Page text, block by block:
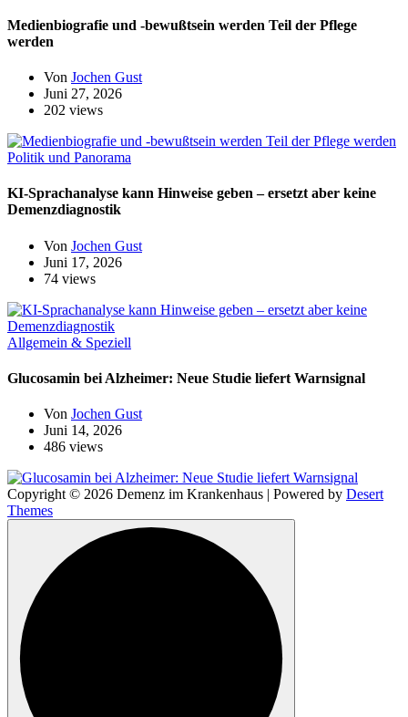
Medienbiografie und -bewußtsein werden Teil der Pflege
werden
Von Jochen Gust
Juni 27, 2026
202 views
Politik und Panorama
KI-Sprachanalyse kann Hinweise geben – ersetzt aber keine
Demenzdiagnostik
Von Jochen Gust
Juni 17, 2026
74 views
Allgemein & Speziell
Glucosamin bei Alzheimer: Neue Studie liefert Warnsignal
Von Jochen Gust
Juni 14, 2026
486 views
Copyright © 2026 Demenz im Krankenhaus | Powered by Desert
Themes